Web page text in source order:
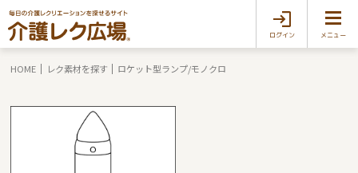
ログイン メニュー
HOME レク素材を探す ロケット型ランプ/モノクロ